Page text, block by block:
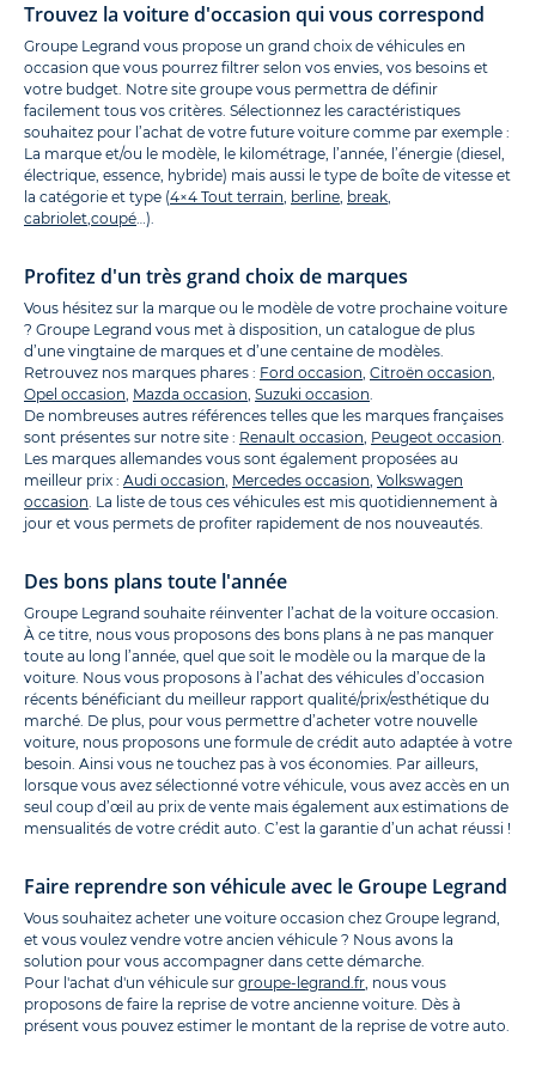
Trouvez la voiture d'occasion qui vous correspond
Groupe Legrand vous propose un grand choix de véhicules en
occasion que vous pourrez filtrer selon vos envies, vos besoins et
votre budget. Notre site groupe vous permettra de définir
facilement tous vos critères. Sélectionnez les caractéristiques
souhaitez pour l’achat de votre future voiture comme par exemple :
La marque et/ou le modèle, le kilométrage, l’année, l’énergie (diesel,
électrique, essence, hybride) mais aussi le type de boîte de vitesse et
la catégorie et type (4×4 Tout terrain, berline, break,
cabriolet,coupé…).
Profitez d'un très grand choix de marques
Vous hésitez sur la marque ou le modèle de votre prochaine voiture
? Groupe Legrand vous met à disposition, un catalogue de plus
d’une vingtaine de marques et d’une centaine de modèles.
Retrouvez nos marques phares : Ford occasion, Citroën occasion,
Opel occasion, Mazda occasion, Suzuki occasion.
De nombreuses autres références telles que les marques françaises
sont présentes sur notre site : Renault occasion, Peugeot occasion.
Les marques allemandes vous sont également proposées au
meilleur prix : Audi occasion, Mercedes occasion, Volkswagen
occasion. La liste de tous ces véhicules est mis quotidiennement à
jour et vous permets de profiter rapidement de nos nouveautés.
Des bons plans toute l'année
Groupe Legrand souhaite réinventer l’achat de la voiture occasion.
À ce titre, nous vous proposons des bons plans à ne pas manquer
toute au long l’année, quel que soit le modèle ou la marque de la
voiture. Nous vous proposons à l’achat des véhicules d’occasion
récents bénéficiant du meilleur rapport qualité/prix/esthétique du
marché. De plus, pour vous permettre d’acheter votre nouvelle
voiture, nous proposons une formule de crédit auto adaptée à votre
besoin. Ainsi vous ne touchez pas à vos économies. Par ailleurs,
lorsque vous avez sélectionné votre véhicule, vous avez accès en un
seul coup d’œil au prix de vente mais également aux estimations de
mensualités de votre crédit auto. C’est la garantie d’un achat réussi !
Faire reprendre son véhicule avec le Groupe Legrand
Vous souhaitez acheter une voiture occasion chez Groupe legrand,
et vous voulez vendre votre ancien véhicule ? Nous avons la
solution pour vous accompagner dans cette démarche.
Pour l'achat d'un véhicule sur groupe-legrand.fr, nous vous
proposons de faire la reprise de votre ancienne voiture. Dès à
présent vous pouvez estimer le montant de la reprise de votre auto.